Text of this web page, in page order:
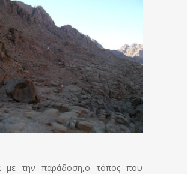
με την παράδοση,ο τόπος που